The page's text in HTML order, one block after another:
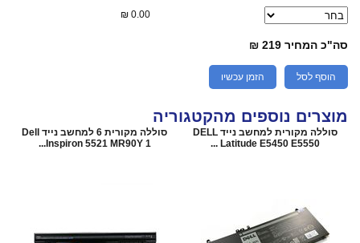
0.00
₪
סה"כ המחיר 219 ₪
הוסף לסל הזמן עכשיו
מוצרים נוספים מהקטגוריה
סוללה מקורית למחשב נייד DELL
Latitude E5450 E5550 ...
סוללה מקורית 6 למחשב נייד Dell
Inspiron 5521 MR90Y 1...